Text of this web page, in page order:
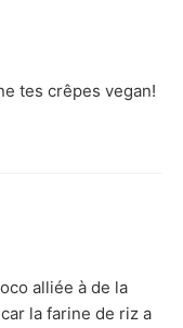
tes crêpes vegan!
alliée à de la
la farine de riz a